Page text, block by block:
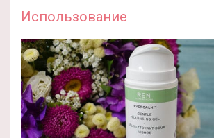
Использование